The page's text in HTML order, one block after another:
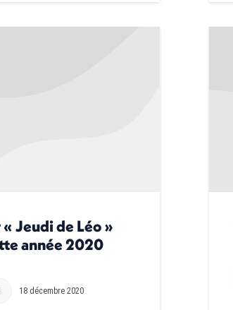
Jeudi de Léo »
année 2020
18 décembre 2020